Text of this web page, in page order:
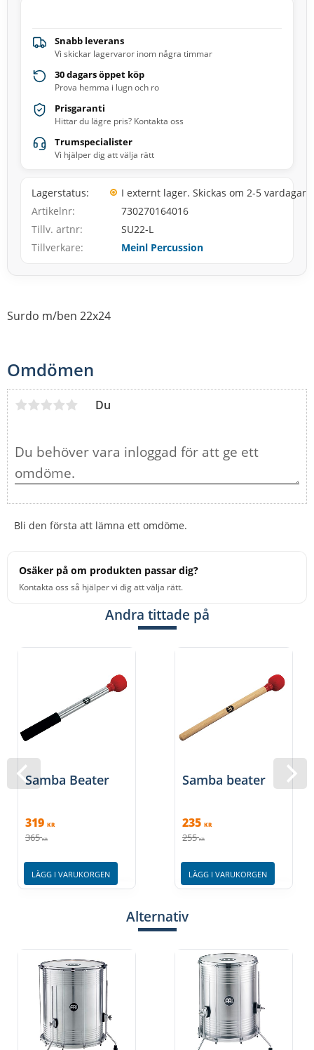
Snabb leverans
Vi skickar lagervaror inom några timmar
30 dagars öppet köp
Prova hemma i lugn och ro
Prisgaranti
Hittar du lägre pris? Kontakta oss
Trumspecialister
Vi hjälper dig att välja rätt
Lagerstatus
I externt lager. Skickas om 2-5 vardagar
Artikelnr
730270164016
Tillv. artnr
SU22-L
Tillverkare
Meinl Percussion
Surdo m/ben 22x24
Omdömen
Du
Bli den första att lämna ett omdöme.
Osäker på om produkten passar dig?
Kontakta oss så hjälper vi dig att välja rätt.
Andra tittade på
Samba Beater
319 KR
365 KR
LÄGG I VARUKORGEN
Samba beater
235 KR
255 KR
LÄGG I VARUKORGEN
Alternativ